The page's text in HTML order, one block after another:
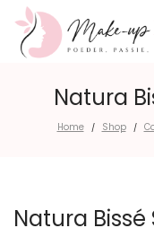
Natura
Home / Shop /
Natura Bissé